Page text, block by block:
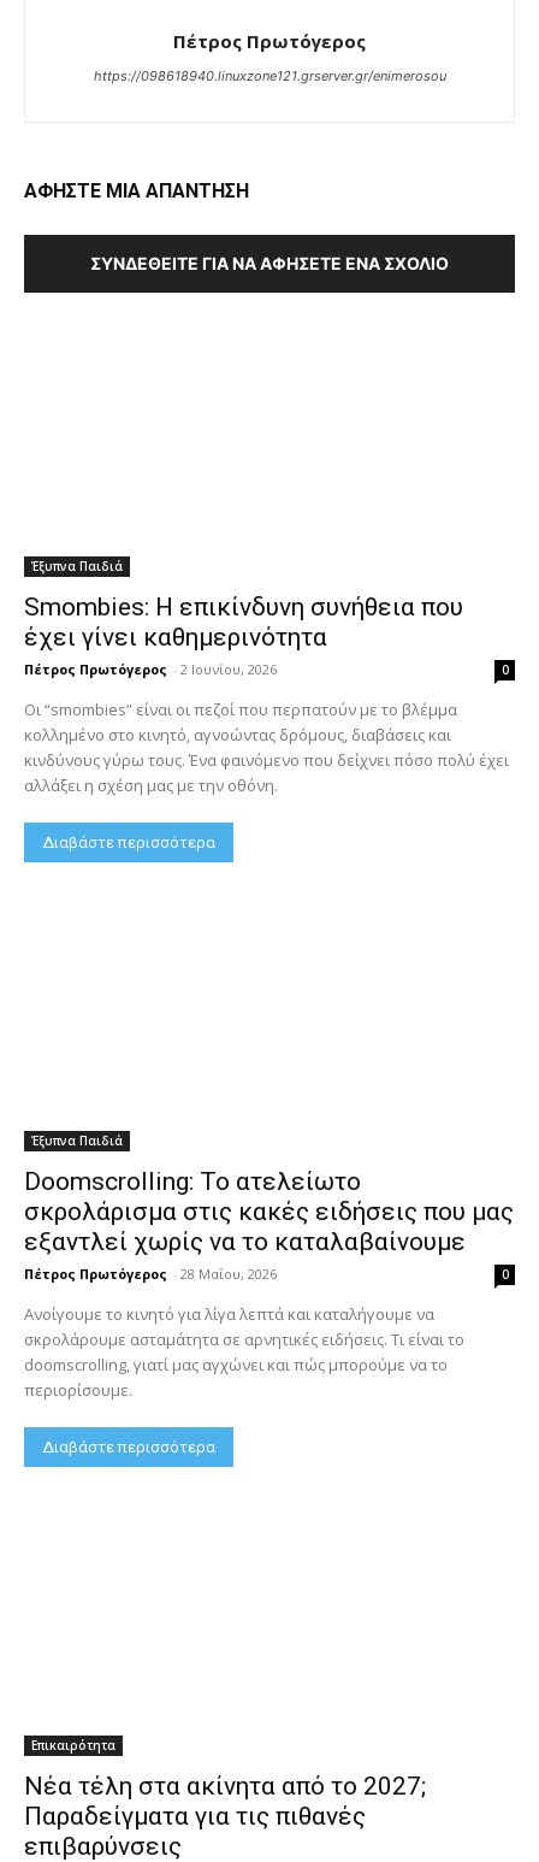
Πέτρος Πρωτόγερος
https://098618940.linuxzone121.grserver.gr/enimerosou
ΑΦΗΣΤΕ ΜΙΑ ΑΠΑΝΤΗΣΗ
ΣΥΝΔΕΘΕΊΤΕ ΓΙΑ ΝΑ ΑΦΉΣΕΤΕ ΈΝΑ ΣΧΌΛΙΟ
Έξυπνα Παιδιά
Smombies: Η επικίνδυνη συνήθεια που
έχει γίνει καθημερινότητα
Πέτρος Πρωτόγερος - 2 Ιουνίου, 2026 0
Οι “smombies” είναι οι πεζοί που περπατούν με το βλέμμα
κολλημένο στο κινητό, αγνοώντας δρόμους, διαβάσεις και
κινδύνους γύρω τους. Ένα φαινόμενο που δείχνει πόσο πολύ έχει
αλλάξει η σχέση μας με την οθόνη.
Διαβάστε περισσότερα
Έξυπνα Παιδιά
Doomscrolling: Το ατελείωτο
σκρολάρισμα στις κακές ειδήσεις που μας
εξαντλεί χωρίς να το καταλαβαίνουμε
Πέτρος Πρωτόγερος - 28 Μαΐου, 2026 0
Ανοίγουμε το κινητό για λίγα λεπτά και καταλήγουμε να
σκρολάρουμε ασταμάτητα σε αρνητικές ειδήσεις. Τι είναι το
doomscrolling, γιατί μας αγχώνει και πώς μπορούμε να το
περιορίσουμε.
Διαβάστε περισσότερα
Επικαιρότητα
Νέα τέλη στα ακίνητα από το 2027;
Παραδείγματα για τις πιθανές
επιβαρύνσεις